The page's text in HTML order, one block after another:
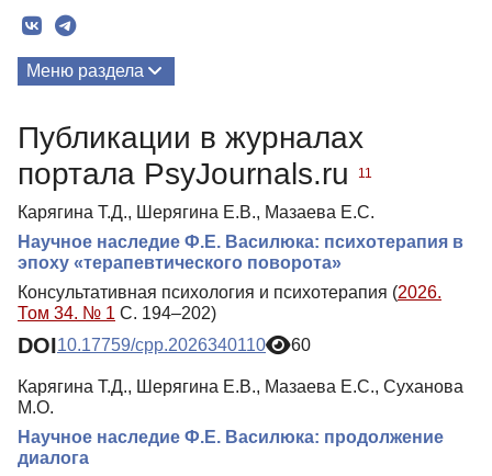
Меню раздела
Биография
Медиа-материалы
Публикации в журналах
портала PsyJournals.ru
11
Карягина Т.Д., Шерягина Е.В., Мазаева Е.С.
Научное наследие Ф.Е. Василюка: психотерапия в
эпоху «терапевтического поворота»
Консультативная психология и психотерапия (2026.
Том 34. № 1 С. 194–202)
DOI10.17759/cpp.2026340110 60
Карягина Т.Д., Шерягина Е.В., Мазаева Е.С., Суханова
М.О.
Научное наследие Ф.Е. Василюка: продолжение
диалога